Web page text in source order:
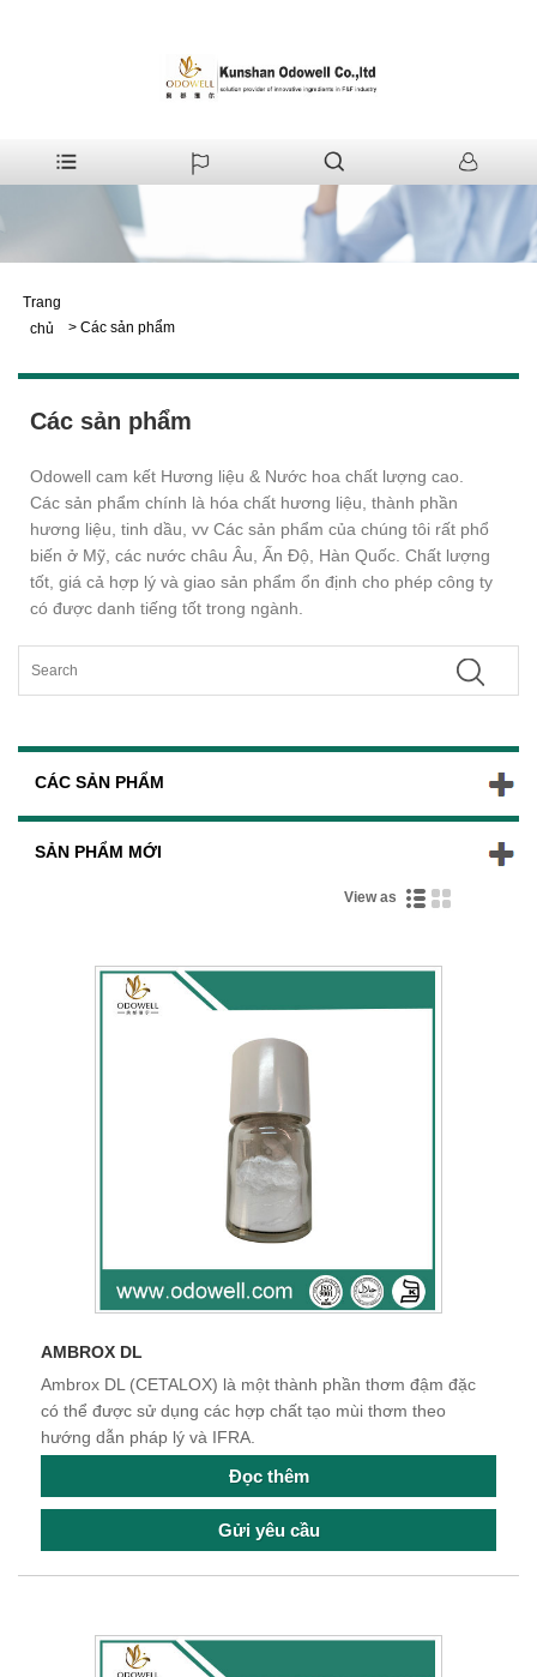
Trang
chủ
> Các sản phẩm
Các sản phẩm
Odowell cam kết Hương liệu & Nước hoa chất lượng cao.
Các sản phẩm chính là hóa chất hương liệu, thành phần
hương liệu, tinh dầu, vv Các sản phẩm của chúng tôi rất phổ
biến ở Mỹ, các nước châu Âu, Ấn Độ, Hàn Quốc. Chất lượng
tốt, giá cả hợp lý và giao sản phẩm ổn định cho phép công ty
có được danh tiếng tốt trong ngành.
CÁC SẢN PHẨM
SẢN PHẨM MỚI
View as
AMBROX DL
Ambrox DL (CETALOX) là một thành phần thơm đậm đặc
có thể được sử dụng các hợp chất tạo mùi thơm theo
hướng dẫn pháp lý và IFRA.
Đọc thêm
Gửi yêu cầu